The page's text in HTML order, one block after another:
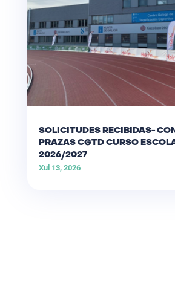
SOLICITUDES RECIBIDAS-
PRAZAS CGTD CURSO
2026/2027
Xul 13, 2026